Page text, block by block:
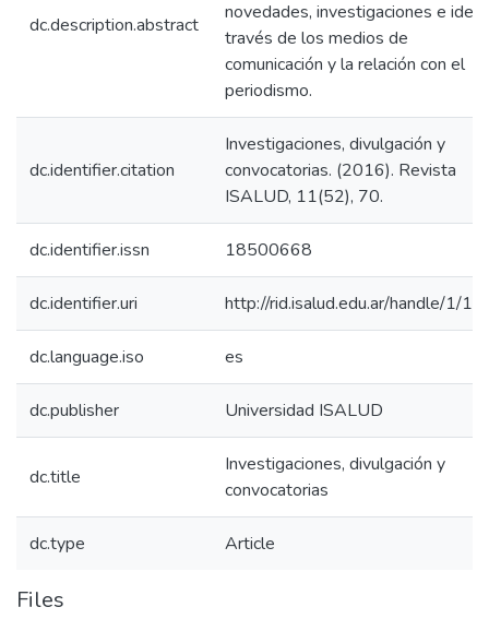
dc.description.abstract
novedades, investigaciones e
través de los medios de
comunicación y la relación con el
periodismo.
dc.identifier.citation
Investigaciones, divulgación y
convocatorias. (2016). Revista
ISALUD, 11(52), 70.
dc.identifier.issn 18500668
dc.identifier.uri http://rid.isalud.edu.ar/handle/1/
dc.language.iso es
dc.publisher Universidad ISALUD
dc.title
Investigaciones, divulgación y
convocatorias
dc.type Article
Files